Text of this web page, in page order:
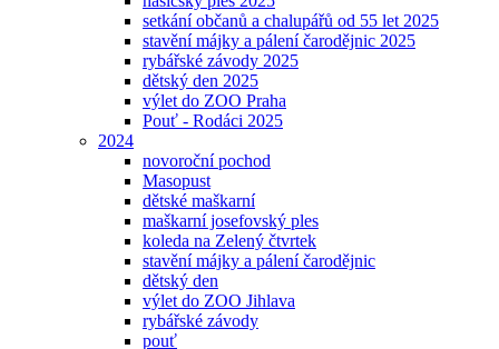
setkání občanů a chalupářů od 55 let 2025
stavění májky a pálení čarodějnic 2025
rybářské závody 2025
dětský den 2025
výlet do ZOO Praha
Pouť - Rodáci 2025
2024
novoroční pochod
Masopust
dětské maškarní
maškarní josefovský ples
koleda na Zelený čtvrtek
stavění májky a pálení čarodějnic
dětský den
výlet do ZOO Jihlava
rybářské závody
pouť